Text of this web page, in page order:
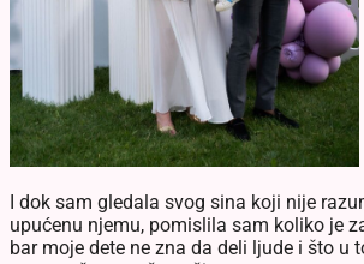
I dok sam gledala svog sina koji nije
upućenu njemu, pomislila sam koliko je
bar moje dete ne zna da deli ljude i što u